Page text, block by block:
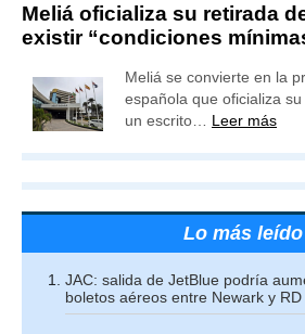
Meliá oficializa su retirada
existir “condiciones
Meliá se convierte en la
española que oficializa
un escrito… Leer más
Lo más leído
JAC: salida de JetBlue podría
boletos aéreos entre Newark y RD